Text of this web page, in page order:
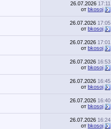
26.07.2026 17:11
от bkosoj
26.07.2026 17:05
от bkosoj
26.07.2026 17:01
от bkosoj
26.07.2026 16:53
от bkosoj
26.07.2026 16:45
от bkosoj
26.07.2026 16:40
от bkosoj
26.07.2026 16:24
от bkosoj